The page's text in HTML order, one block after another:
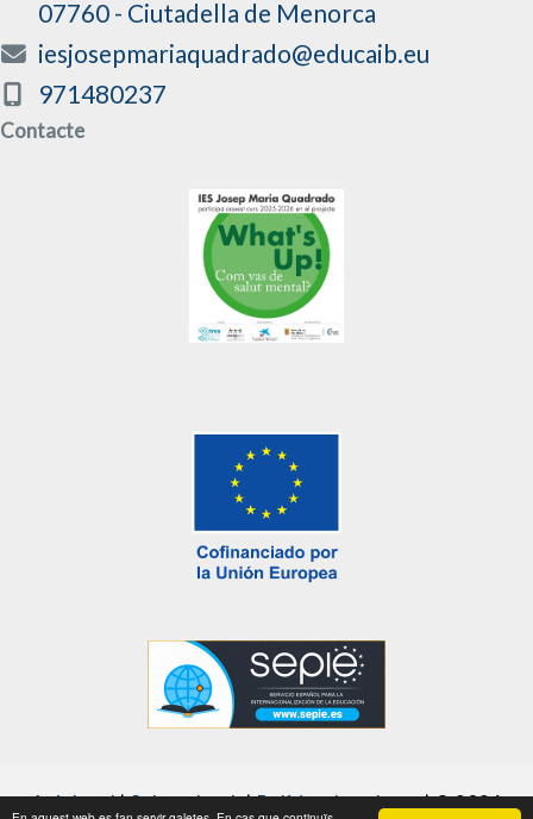
07760 - Ciutadella de Menorca
iesjosepmariaquadrado@educaib.eu
971480237
Contacte
Avís legal|Sobre el web|Política de galetes|© 2026